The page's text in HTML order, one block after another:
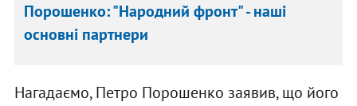
Порошенко: "Народний фронт" - наші
основні партнери
Нагадаємо, Петро Порошенко заявив, що його